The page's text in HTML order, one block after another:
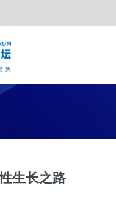
生长之路